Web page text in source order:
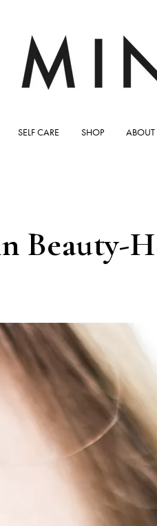
SELF CARE SHOP ABOUT
Beauty-